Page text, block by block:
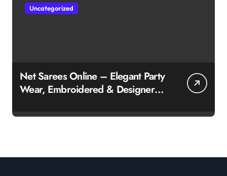
Uncategorized
Net Sarees Online – Elegant Party
Wear, Embroidered & Designer